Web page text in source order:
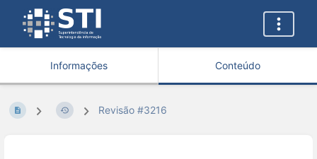
Informações Conteúdo
Revisão #3216